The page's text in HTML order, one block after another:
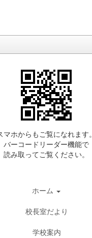
マホからもご覧になれます。
バーコードリーダー機能で
読み取ってご覧ください。
ホーム
校長室だより
学校案内